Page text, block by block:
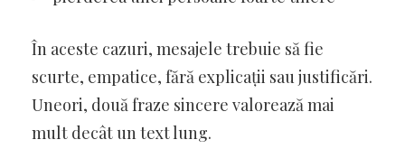
În aceste cazuri, mesajele trebuie să fie
scurte, empatice, fără explicații sau justificări.
Uneori, două fraze sincere valorează mai
mult decât un text lung.